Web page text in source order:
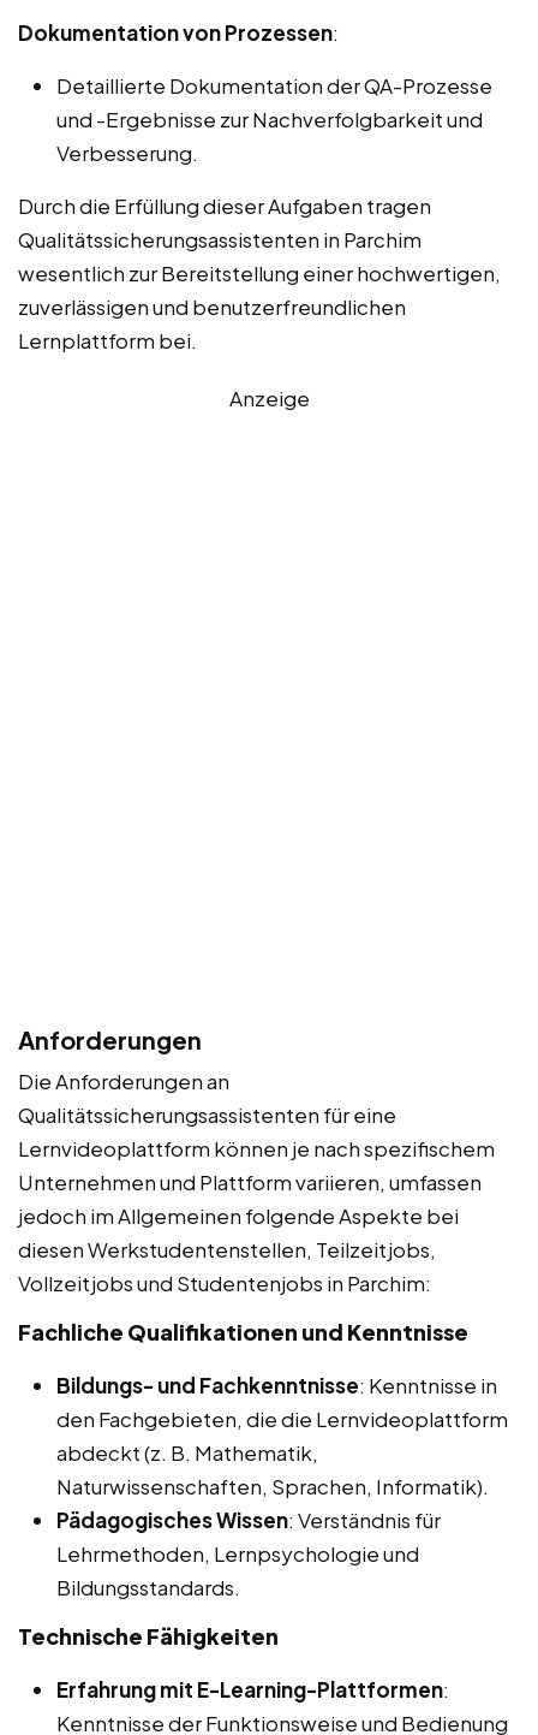
Dokumentation von Prozessen:
Detaillierte Dokumentation der QA-Prozesse
und -Ergebnisse zur Nachverfolgbarkeit und
Verbesserung.
Durch die Erfüllung dieser Aufgaben tragen
Qualitätssicherungsassistenten in Parchim
wesentlich zur Bereitstellung einer hochwertigen,
zuverlässigen und benutzerfreundlichen
Lernplattform bei.
Anzeige
Anforderungen
Die Anforderungen an
Qualitätssicherungsassistenten für eine
Lernvideoplattform können je nach spezifischem
Unternehmen und Plattform variieren, umfassen
jedoch im Allgemeinen folgende Aspekte bei
diesen Werkstudentenstellen, Teilzeitjobs,
Vollzeitjobs und Studentenjobs in Parchim:
Fachliche Qualifikationen und Kenntnisse
Bildungs- und Fachkenntnisse: Kenntnisse in
den Fachgebieten, die die Lernvideoplattform
abdeckt (z. B. Mathematik,
Naturwissenschaften, Sprachen, Informatik).
Pädagogisches Wissen: Verständnis für
Lehrmethoden, Lernpsychologie und
Bildungsstandards.
Technische Fähigkeiten
Erfahrung mit E-Learning-Plattformen:
Kenntnisse der Funktionsweise und Bedienung